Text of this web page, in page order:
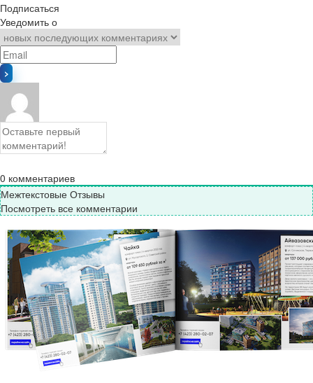
Подписаться
Уведомить о
0 комментариев
Межтекстовые Отзывы
Посмотреть все комментарии